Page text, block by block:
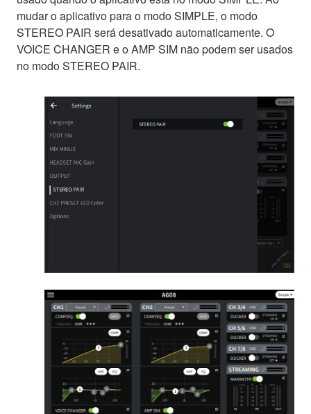
mudar o aplicativo para o modo SIMPLE, o modo
STEREO PAIR será desativado automaticamente. O
VOICE CHANGER e o AMP SIM não podem ser usados
no modo STEREO PAIR.